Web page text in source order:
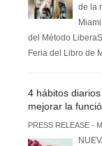
de la
del Método
Feria del Libro de
4 hábitos
mejorar la
PRESS RELEASE -